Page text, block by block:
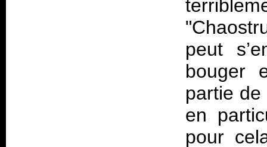
peut
bouger
partie de
en
pour